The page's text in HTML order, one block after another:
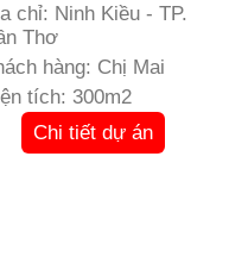
chỉ: Ninh Kiều - TP.
Thơ
hàng: Chị Mai
tích: 300m2
Chi tiết dự án